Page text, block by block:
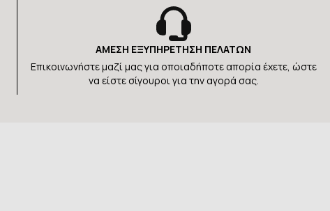
ΑΜΕΣΗ ΕΞΥΠΗΡΕΤΗΣΗ ΠΕΛΑΤΩΝ
Επικοινωνήστε μαζί μας για οποιαδήποτε απορία έχετε, ώστε
να είστε σίγουροι για την αγορά σας.